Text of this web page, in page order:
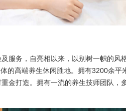
服务，自亮相以来，以别树一帜的风
的高端养生休闲胜地。拥有3200余
金打造。拥有一流的养生技师团队，